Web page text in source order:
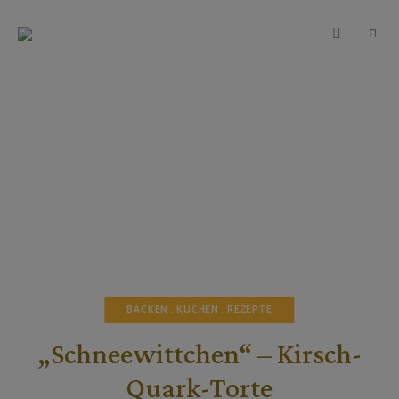
TEIGWUNDER
Backen
BACKEN KUCHEN REZEPTE
„Schneewittchen“ – Kirsch-
Quark-Torte